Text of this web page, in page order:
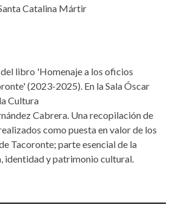
Catalina Mártir
libro 'Homenaje a los oficios
(2023-2025). En la Sala Óscar
Cultura
Cabrera. Una recopilación de
como puesta en valor de los
Tacoronte; parte esencial de la
identidad y patrimonio cultural.